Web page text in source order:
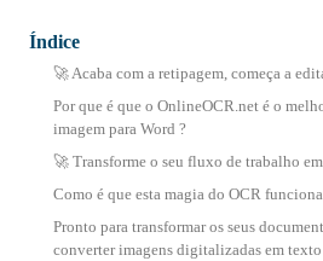
Índice
🚀 Acaba com a retipagem, começa a
Por que é que o OnlineOCR.net é o
imagem para Word ?
🚀 Transforme o seu fluxo de trabalho
Como é que esta magia do OCR
Pronto para transformar os seus
converter imagens digitalizadas em